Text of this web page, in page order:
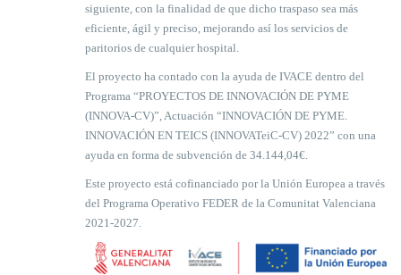
siguiente, con la finalidad de que dicho traspaso sea más
eficiente, ágil y preciso, mejorando así los servicios de
paritorios de cualquier hospital.
El proyecto ha contado con la ayuda de IVACE dentro del
Programa “PROYECTOS DE INNOVACIÓN DE PYME
(INNOVA-CV)”, Actuación “INNOVACIÓN DE PYME.
INNOVACIÓN EN TEICS (INNOVATeiC-CV) 2022” con una
ayuda en forma de subvención de 34.144,04€.
Este proyecto está cofinanciado por la Unión Europea a través
del Programa Operativo FEDER de la Comunitat Valenciana
2021-2027.